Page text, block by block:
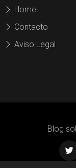
Home
Contacto
Aviso Legal
Blog